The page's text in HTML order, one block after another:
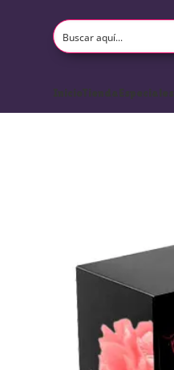
InicioTiendaEspeciales